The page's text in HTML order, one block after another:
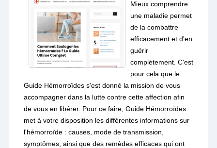
Mieux comprendre
une maladie permet
de la combattre
efficacement et d'en
guérir
complètement. C'est
pour cela que le
Guide Hémorroïdes s'est donné la mission de vous
accompagner dans la lutte contre cette affection afin
de vous en libérer. Pour ce faire, Guide Hémorroïdes
met à votre disposition les différentes informations sur
l'hémorroïde : causes, mode de transmission,
symptômes, ainsi que des remèdes efficaces qui ont